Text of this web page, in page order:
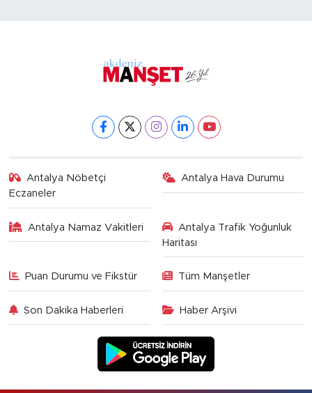
Antalya Nöbetçi
Eczaneler
Antalya Hava Durumu
Antalya Namaz Vakitleri
Antalya Trafik Yoğunluk
Haritası
Puan Durumu ve Fikstür Tüm Manşetler
Son Dakika Haberleri Haber Arşivi